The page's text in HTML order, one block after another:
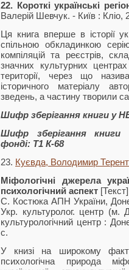
22. Короткі українські
Валерій Шевчук. - Київ : Кліо,
Ця книга вперше в історії
спільною обкладинкою
компіляцій та реєстрів,
значних культурних
території, через що
історичного матеріалу
зведень, а частину творили
Шифр зберігання книги у
Шифр зберігання книги
фонді: Т1 К-68
23. Куєвда, Володимир
Міфологічні джерела
психологічний аспект
С. Костюка АПН України,
Укр. культуролог. центр (м.
культурологічний центр :
с.
У книзі на широкому
психологічна природа